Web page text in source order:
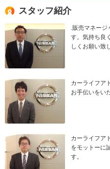
スタッフ紹介
.販売マネージ
す。気持ち良
しくお願い致
カーライフア
お手伝いをい
カーライフア
をモットーに
す。